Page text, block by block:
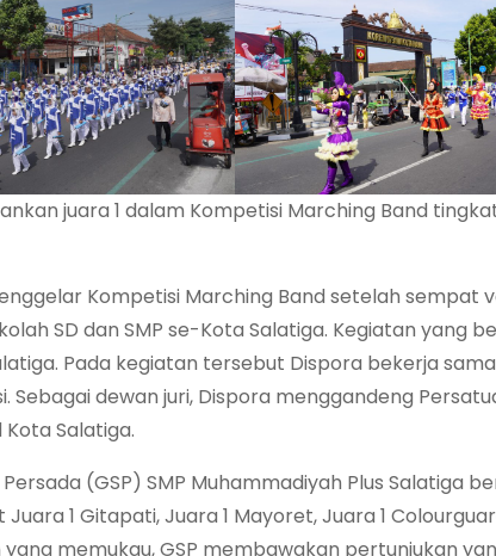
juara 1 dalam Kompetisi Marching Band
Kompetisi Marching Band setelah sempat
SD dan SMP se-Kota Salatiga. Kegiatan yang
Pada kegiatan tersebut Dispora bekerja
dewan juri, Dispora menggandeng
Salatiga.
(GSP) SMP Muhammadiyah Plus Salatiga
1 Gitapati, Juara 1 Mayoret, Juara 1
memukau, GSP membawakan pertunjukan